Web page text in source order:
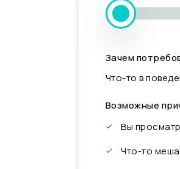
Зачем
Что-то в
Возможные
Вы
Что-то